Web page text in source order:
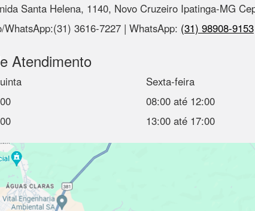
Santa Helena, 1140, Novo Cruzeiro Ipatinga-MG
WhatsApp:(31) 3616-7227 | WhatsApp: (31) 98908-9153
Atendimento
Sexta-feira
08:00 até 12:00
13:00 até 17:00